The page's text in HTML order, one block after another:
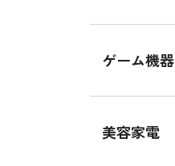
ゲーム機器
美容家電